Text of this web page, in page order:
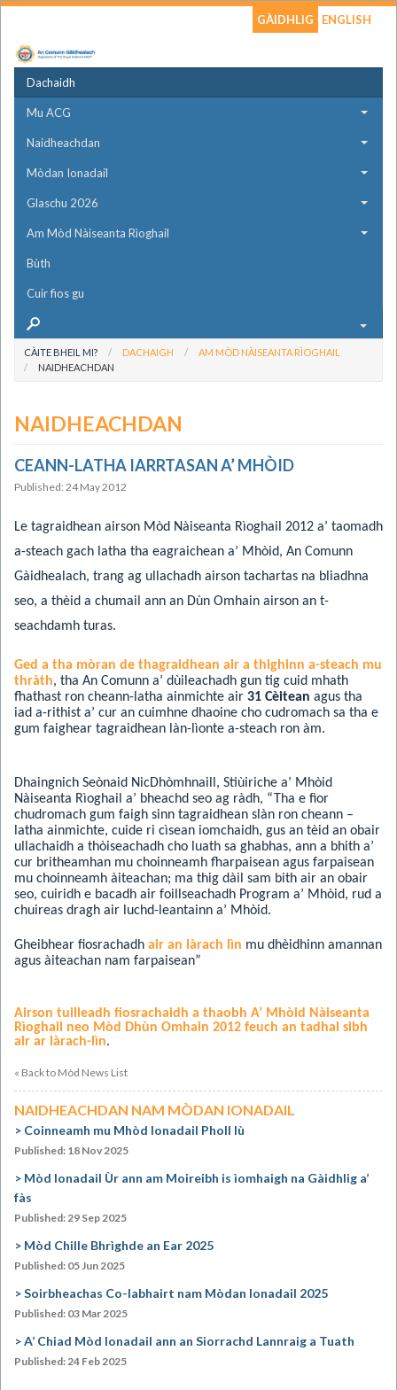
GÀIDHLIG ENGLISH
Dachaidh
Mu ACG
Naidheachdan
Mòdan Ionadail
Glaschu 2026
Am Mòd Nàiseanta Rìoghail
Bùth
Cuir fios gu
CÀITE BHEIL MI? DACHAIGH
AM MÒD NÀISEANTA RÌOGHAIL
NAIDHEACHDAN
NAIDHEACHDAN
CEANN-LATHA IARRTASAN A’ MHÒID
Published: 24 May 2012
Le tagraidhean airson Mòd Nàiseanta Rìoghail 2012 a’ taomadh
a-steach gach latha tha eagraichean a’ Mhòid, An Comunn
Gàidhealach, trang ag ullachadh airson tachartas na bliadhna
seo, a thèid a chumail ann an Dùn Omhain airson an t-
seachdamh turas.
Ged a tha mòran de thagraidhean air a thighinn a-steach mu
thràth, tha An Comunn a’ dùileachadh gun tig cuid mhath
fhathast ron cheann-latha ainmichte air 31 Cèitean agus tha
iad a-rithist a’ cur an cuimhne dhaoine cho cudromach sa tha e
gum faighear tagraidhean làn-lìonte a-steach ron àm.
Dhaingnich Seònaid NicDhòmhnaill, Stiùiriche a’ Mhòid
Nàiseanta Rìoghail a’ bheachd seo ag ràdh, “Tha e fìor
chudromach gum faigh sinn tagraidhean slàn ron cheann –
latha ainmichte, cuide ri cìsean iomchaidh, gus an tèid an obair
ullachaidh a thòiseachadh cho luath sa ghabhas, ann a bhith a’
cur britheamhan mu choinneamh fharpaisean agus farpaisean
mu choinneamh àiteachan; ma thig dàil sam bith air an obair
seo, cuiridh e bacadh air foillseachadh Program a’ Mhòid, rud a
chuireas dragh air luchd-leantainn a’ Mhòid.
Gheibhear fiosrachadh air an làrach lìn mu dhèidhinn amannan
agus àiteachan nam farpaisean”
Airson tuilleadh fiosrachaidh a thaobh A’ Mhòid Nàiseanta
Rìoghail neo Mòd Dhùn Omhain 2012 feuch an tadhal sibh
air ar làrach-lìn.
« Back to Mòd News List
NAIDHEACHDAN NAM MÒDAN IONADAIL
Coinneamh mu Mhòd Ionadail Pholl Iù
Published: 18 Nov 2025
Mòd Ionadail Ùr ann am Moireibh is ìomhaigh na Gàidhlig a’
fàs
Published: 29 Sep 2025
Mòd Chille Bhrìghde an Ear 2025
Published: 05 Jun 2025
Soirbheachas Co-labhairt nam Mòdan Ionadail 2025
Published: 03 Mar 2025
A’ Chiad Mòd Ionadail ann an Siorrachd Lannraig a Tuath
Published: 24 Feb 2025